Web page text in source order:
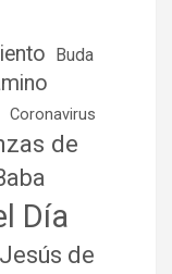
Buda
Coronavirus
de
Día
Jesús de